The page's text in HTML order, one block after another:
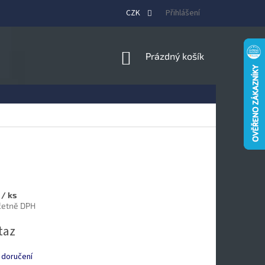
CZK Přihlášení
NÁKUPNÍ
Prázdný košík
/ ks
DPH